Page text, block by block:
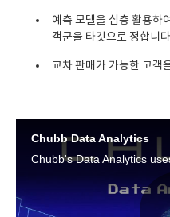
예측 모델을 심층 활용하
객군을 타깃으로 정합니
교차 판매가 가능한 고객
Chubb Data Analytics